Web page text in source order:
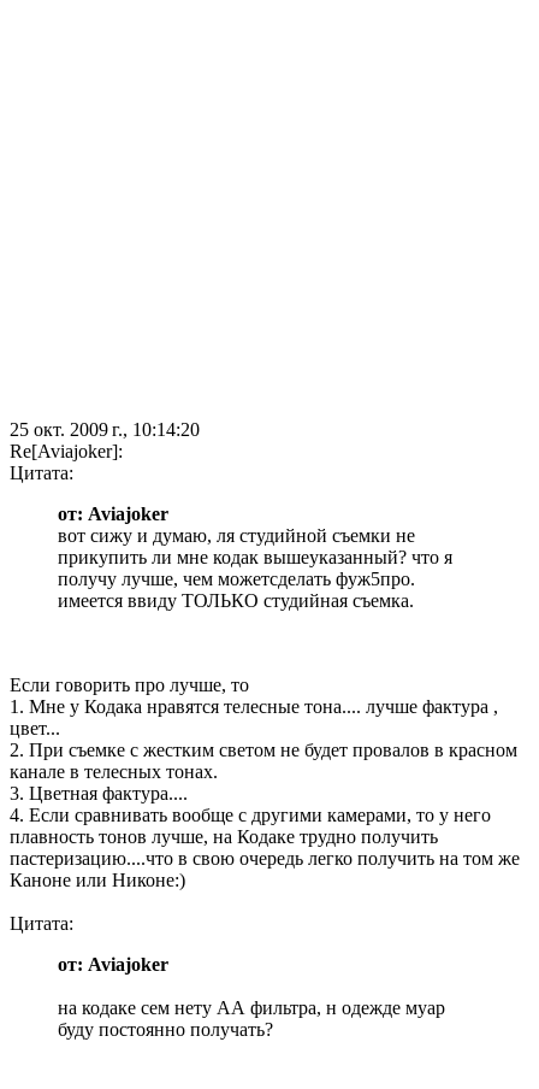
25 окт. 2009 г., 10:14:20
Re[Aviajoker]:
Цитата:
от: Aviajoker
вот сижу и думаю, ля студийной съемки не
прикупить ли мне кодак вышеуказанный? что я
получу лучше, чем можетсделать фуж5про.
имеется ввиду ТОЛЬКО студийная съемка.
Если говорить про лучше, то
1. Мне у Кодака нравятся телесные тона.... лучше фактура ,
цвет...
2. При съемке с жестким светом не будет провалов в красном
канале в телесных тонах.
3. Цветная фактура....
4. Если сравнивать вообще с другими камерами, то у него
плавность тонов лучше, на Кодаке трудно получить
пастеризацию....что в свою очередь легко получить на том же
Каноне или Никоне:)
Цитата:
от: Aviajoker
на кодаке сем нету АА фильтра, н одежде муар
буду постоянно получать?